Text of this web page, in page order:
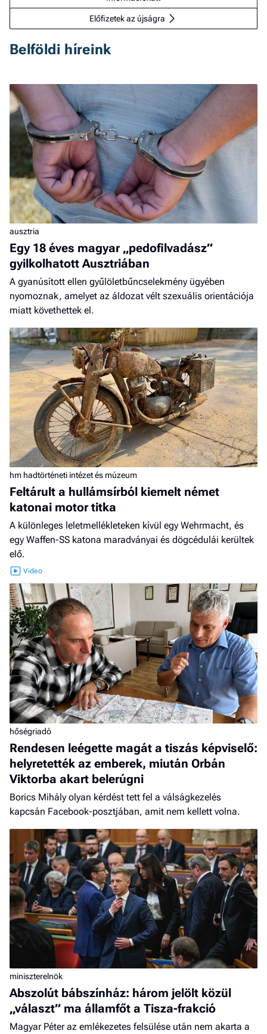
Előfizetek az újságra
Belföldi híreink
ausztria
Egy 18 éves magyar „pedofilvadász”
gyilkolhatott Ausztriában
A gyanúsított ellen gyűlöletbűncselekmény ügyében
nyomoznak, amelyet az áldozat vélt szexuális orientációja
miatt követhettek el.
hm hadtörténeti intézet és múzeum
Feltárult a hullámsírból kiemelt német
katonai motor titka
A különleges leletmellékleteken kívül egy Wehrmacht, és
egy Waffen-SS katona maradványai és dögcédulái kerültek
elő.
hőségriadó
Rendesen leégette magát a tiszás képviselő:
helyretették az emberek, miután Orbán
Viktorba akart belerúgni
Borics Mihály olyan kérdést tett fel a válságkezelés
kapcsán Facebook-posztjában, amit nem kellett volna.
miniszterelnök
Abszolút bábszínház: három jelölt közül
„választ” ma államfőt a Tisza-frakció
Magyar Péter az emlékezetes felsülése után nem akarta a